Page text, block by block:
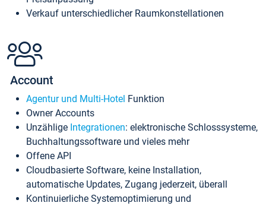
Verkauf unterschiedlicher Raumkonstellationen
Account
Agentur und Multi-Hotel Funktion
Owner Accounts
Unzählige Integrationen: elektronische Schlosssysteme,
Buchhaltungssoftware und vieles mehr
Offene API
Cloudbasierte Software, keine Installation,
automatische Updates, Zugang jederzeit, überall
Kontinuierliche Systemoptimierung und